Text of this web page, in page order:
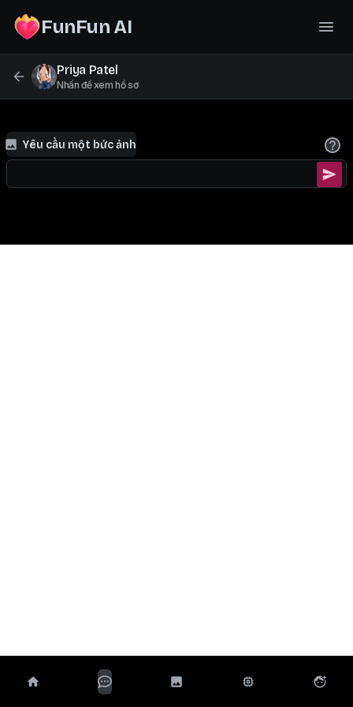
FunFun AI
Priya Patel
Nhấn để xem hồ sơ
Yêu cầu một bức ảnh